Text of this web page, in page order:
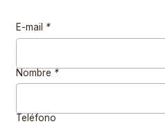
E-mail *
Nombre*
Teléfono